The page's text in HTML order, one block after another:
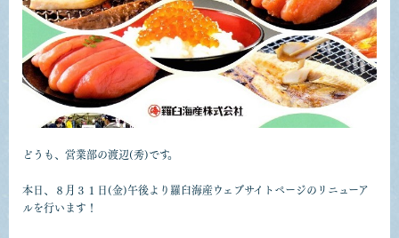
どうも、営業部の渡辺(秀)です。
本日、８月３１日(金)午後より羅臼海産ウェブサイトページのリニューア
ルを行います！